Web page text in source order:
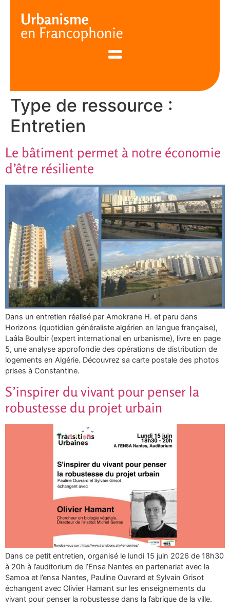
Type de ressource :
Entretien
Le bâtiment permet à notre économie
d’être résiliente
Dans un entretien réalisé par Amokrane H. et paru dans
Horizons (quotidien généraliste algérien en langue française),
Laâla Boulbir (expert international en urbanisme), livre en page
5, une analyse approfondie des opérations de distribution de
logements en Algérie. Découvrez sa carte postale des photos
prises à Constantine.
S’inspirer du vivant pour penser la
robustesse du projet urbain
Dans ce petit entretien, organisé le lundi 15 juin 2026 de 18h30
à 20h à l’auditorium de l’Ensa Nantes en partenariat avec la
Samoa et l’ensa Nantes, Pauline Ouvrard et Sylvain Grisot
échangent avec Olivier Hamant sur les enseignements du
vivant pour penser la robustesse dans la fabrique de la ville.